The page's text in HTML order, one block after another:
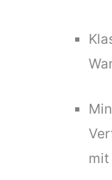
mit